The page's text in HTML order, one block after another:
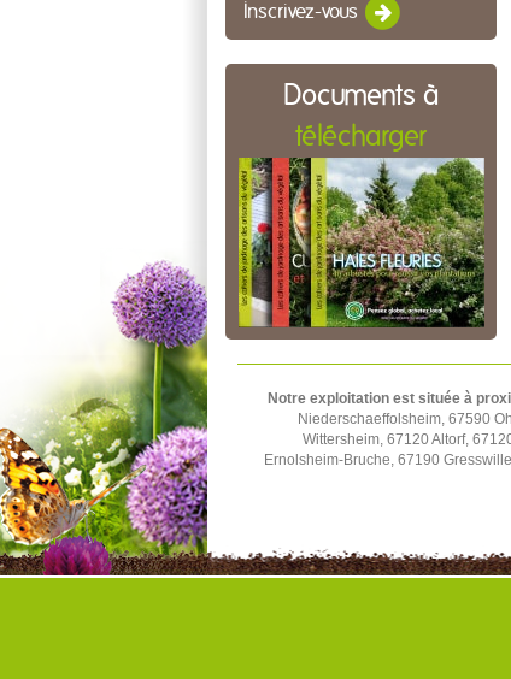
Inscrivez-vous
Documents à
télécharger
Notre exploitation est située à
Niederschaeffolsheim, 67590
Wittersheim, 67120 Altorf,
Ernolsheim-Bruche, 67190